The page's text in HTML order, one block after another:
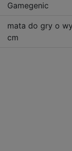
Gamegenic
mata do gry o
cm